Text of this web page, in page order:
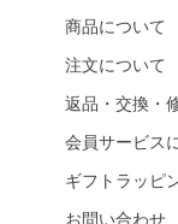
商品について
注文について
返品・交換・
会員サービス
ギフトラッピ
お問い合わせ